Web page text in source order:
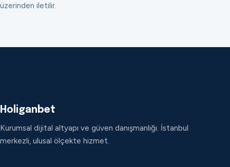
üzerinden iletilir.
Holiganbet
Kurumsal dijital altyapı ve güven danışmanlığı. İstanbul
merkezli, ulusal ölçekte hizmet.